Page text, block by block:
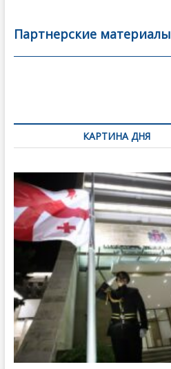
b
o
er l
а
в
Партнерские материалы
по
записямКАРТИНА ДНЯ